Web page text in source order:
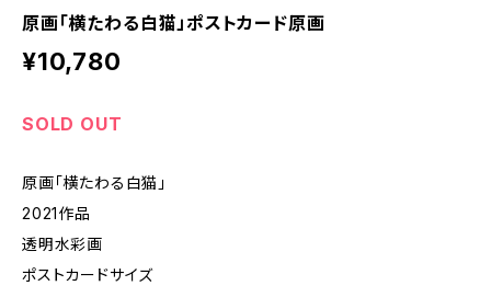
原画「横たわる白猫」ポストカード原画
¥10,780
SOLD OUT
原画「横たわる白猫」
2021作品
透明水彩画
ポストカードサイズ